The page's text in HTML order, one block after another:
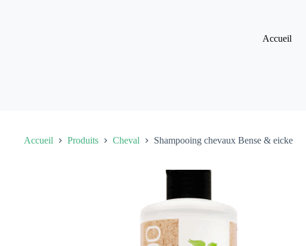
Accueil
Accueil Produits Cheval Shampooing chevaux Bense & eicke